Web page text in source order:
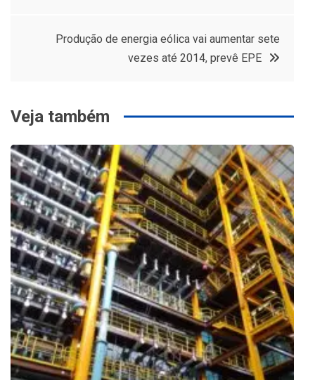
PostProdução de energia eólica vai aumentar sete
vezes até 2014, prevê EPE
Veja também